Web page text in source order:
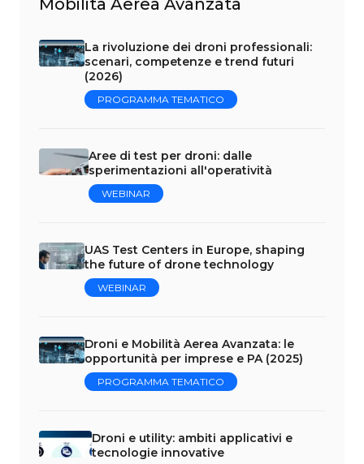
La rivoluzione dei droni professionali:
scenari, competenze e trend futuri
(2026)
PROGRAMMA TEMATICO
Aree di test per droni: dalle
sperimentazioni all'operatività
WEBINAR
UAS Test Centers in Europe, shaping
the future of drone technology
WEBINAR
Droni e Mobilità Aerea Avanzata: le
opportunità per imprese e PA (2025)
PROGRAMMA TEMATICO
Droni e utility: ambiti applicativi e
tecnologie innovative